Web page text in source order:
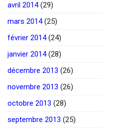
avril 2014(29)
mars 2014(25)
février 2014(24)
janvier 2014(28)
décembre 2013 (26)
novembre 2013 (26)
octobre 2013 (28)
septembre 2013 (25)